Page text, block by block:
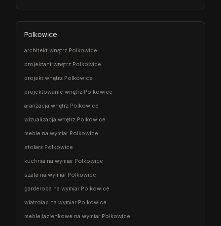
Polkowice
architekt wnętrz Polkowice
projektant wnętrz Polkowice
projekt wnętrz Polkowice
projektowanie wnętrz Polkowice
aranżacja wnętrz Polkowice
wizualizacja wnętrz Polkowice
meble na wymiar Polkowice
stolarz Polkowice
kuchnia na wymiar Polkowice
szafa na wymiar Polkowice
garderoba na wymiar Polkowice
wiatrołap na wymiar Polkowice
meble łazienkowe na wymiar Polkowice